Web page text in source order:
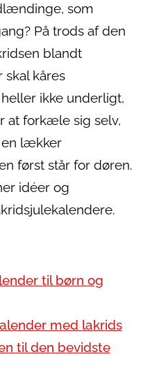
som
På trods af den
blandt
skal kåres
ikke underligt,
at forkæle sig selv,
en lækker
først står for døren.
idéer og
til børn og
med lakrids
til den bevidste